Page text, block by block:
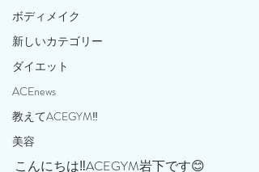
ボディメイク
新しいカテゴリー
ダイエット
ACEnews
教えてACEGYM‼️
美容
こんにちは‼️ACEGYM岩下です😊